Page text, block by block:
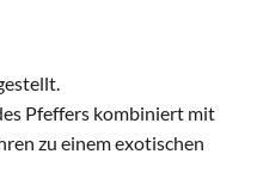
Pfeffers kombiniert mit
zu einem exotischen